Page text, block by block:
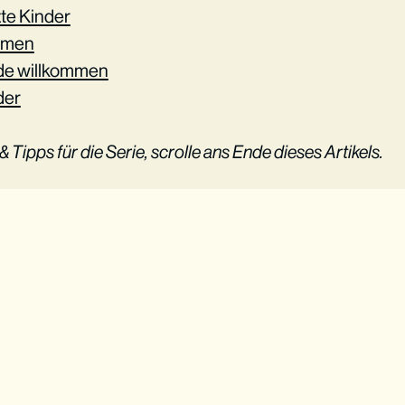
Kinder
willkommen
Tipps für die Serie, scrolle ans Ende dieses Artikels.